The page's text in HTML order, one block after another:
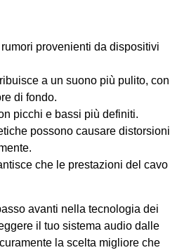
provenienti da dispositivi
a un suono più pulito, con
di fondo.
picchi e bassi più definiti.
possono causare distorsioni
che le prestazioni del cavo
avanti nella tecnologia dei
il tuo sistema audio dalle
la scelta migliore che